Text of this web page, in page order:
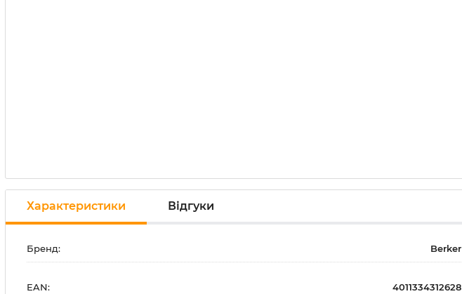
Характеристики Відгуки
Бренд: Berker
EAN: 4011334312628